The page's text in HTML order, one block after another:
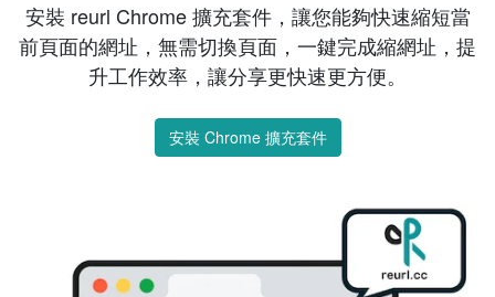
安裝 reurl Chrome 擴充套件，讓您能夠快速縮短當
前頁面的網址，無需切換頁面，一鍵完成縮網址，提
升工作效率，讓分享更快速更方便。
安裝 Chrome 擴充套件